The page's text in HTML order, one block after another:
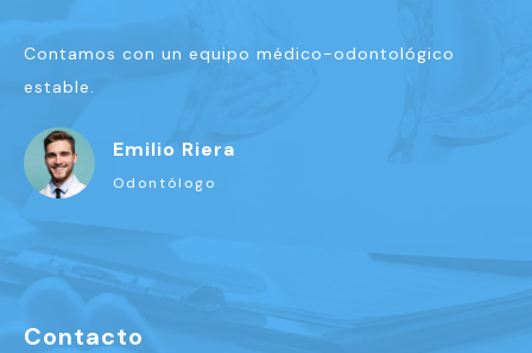
Contamos con un equipo médico-odontológico
estable.
Emilio Riera
Odontólogo
Contacto